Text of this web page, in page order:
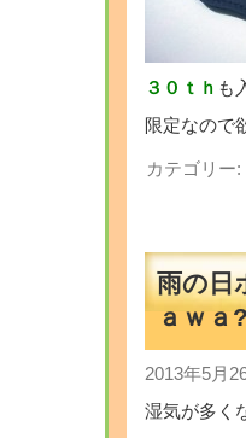
３０ｔｈ も
限定なので
カテゴリー:
雨の日
ａｗａ?
2013年5月
湿気が多く